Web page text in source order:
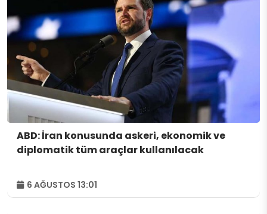
ABD: İran konusunda askeri, ekonomik ve
diplomatik tüm araçlar kullanılacak
6 AĞUSTOS 13:01